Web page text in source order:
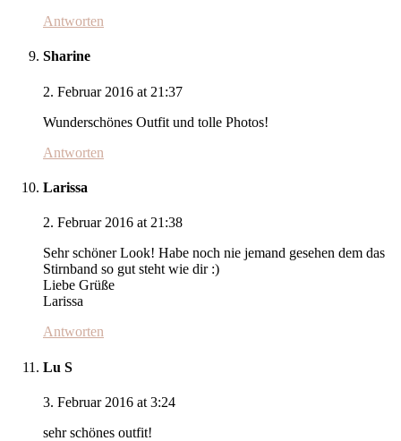
Antworten
Sharine
2. Februar 2016 at 21:37
Wunderschönes Outfit und tolle Photos!
Antworten
Larissa
2. Februar 2016 at 21:38
Sehr schöner Look! Habe noch nie jemand gesehen dem das
Stirnband so gut steht wie dir :)
Liebe Grüße
Larissa
Antworten
Lu S
3. Februar 2016 at 3:24
sehr schönes outfit!